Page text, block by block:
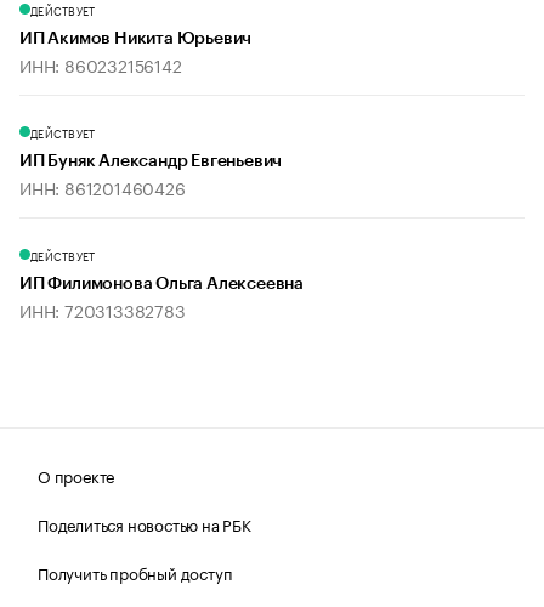
ДЕЙСТВУЕТ
ИП Акимов Никита Юрьевич
ИНН: 860232156142
ДЕЙСТВУЕТ
ИП Буняк Александр Евгеньевич
ИНН: 861201460426
ДЕЙСТВУЕТ
ИП Филимонова Ольга Алексеевна
ИНН: 720313382783
О проекте
Поделиться новостью на РБК
Получить пробный доступ